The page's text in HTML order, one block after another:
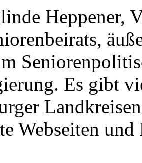
Heppener,
Es gibt
Webseiten